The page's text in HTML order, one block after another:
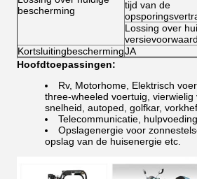
bescherming
tijd van de
Lossing over
KortsluitingbeschermingJA
Hoofdtoepassingen:
Rv, Motorhome, Elektrisch
three-wheeled voertuig,
snelheid, autoped, golfkar,
Telecommunicatie,
Opslagenergie voor
opslag van de huisenergie etc.